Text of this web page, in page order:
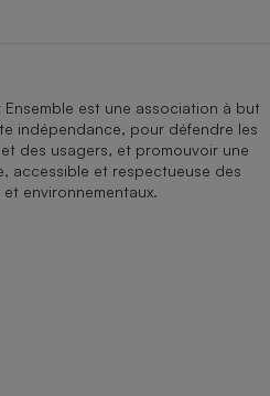
Ensemble est une association à but
indépendance, pour défendre les
des usagers, et promouvoir une
accessible et respectueuse des
environnementaux.